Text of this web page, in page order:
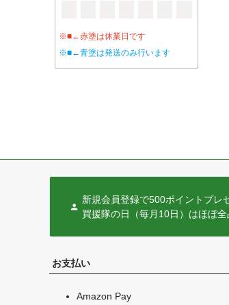
※■←赤塗は休業日です
※■←青塗は発送のみ行います
新規会員登録で500ポイントプレ
買援隊の日（毎月10日）はほぼ
お支払い
Amazon Pay